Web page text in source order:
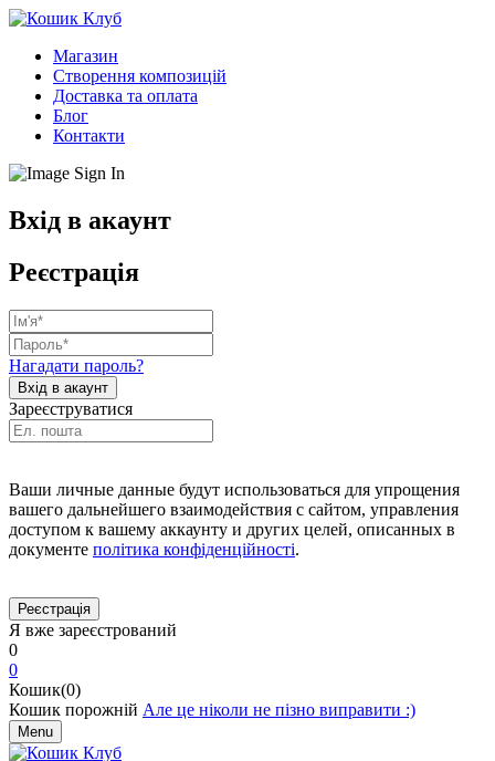
Магазин
Створення композицій
Доставка та оплата
Блог
Контакти
Вхід в акаунт
Реєстрація
Нагадати пароль?
Зареєструватися
Ваши личные данные будут использоваться для упрощения
вашего дальнейшего взаимодействия с сайтом, управления
доступом к вашему аккаунту и других целей, описанных в
документе політика конфіденційності.
Я вже зареєстрований
0
0
Кошик(0)
Кошик порожній Але це ніколи не пізно виправити :)
Menu